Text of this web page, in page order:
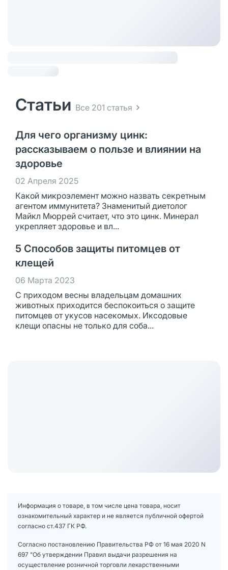
Статьи Все 201 статья
Для чего организму цинк:
рассказываем о пользе и влиянии на
здоровье
02 Апреля 2025
Какой микроэлемент можно назвать секретным
агентом иммунитета? Знаменитый диетолог
Майкл Мюррей считает, что это цинк. Минерал
укрепляет здоровье и вл...
5 Способов защиты питомцев от
клещей
06 Марта 2023
С приходом весны владельцам домашних
животных приходится беспокоиться о защите
питомцев от укусов насекомых. Иксодовые
клещи опасны не только для соба...
Информация о товаре, в том числе цена товара, носит
ознакомительный характер и не является публичной офертой
согласно ст.437 ГК РФ.
Согласно постановлению Правительства РФ от 16 мая 2020 N
697 "Об утверждении Правил выдачи разрешения на
осуществление розничной торговли лекарственными